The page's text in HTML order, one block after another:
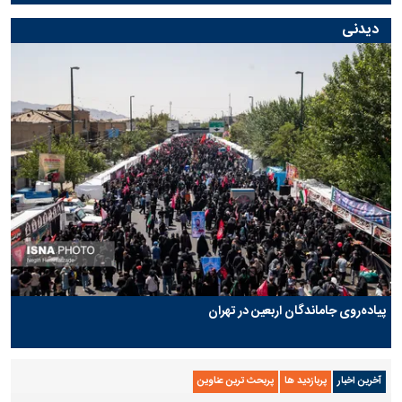
دیدنی
پیاده‌روی جاماندگان اربعین در تهران
آخرین اخبار پربازدید ها پربحث ترین عناوین